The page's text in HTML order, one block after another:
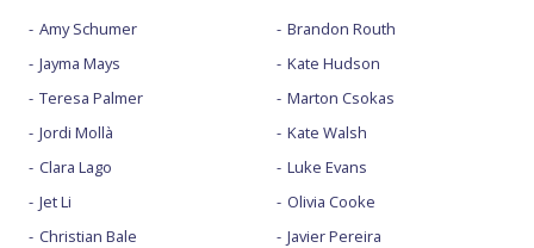
Amy Schumer
Jayma Mays
Teresa Palmer
Jordi Mollà
Clara Lago
Jet Li
Christian Bale
Brandon Routh
Kate Hudson
Marton Csokas
Kate Walsh
Luke Evans
Olivia Cooke
Javier Pereira